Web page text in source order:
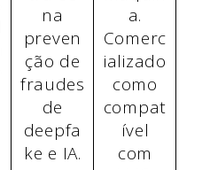
na
preven
ção de
fraudes
de
deepfa
ke e IA.
a.
Comerc
ializado
como
compat
ível
com